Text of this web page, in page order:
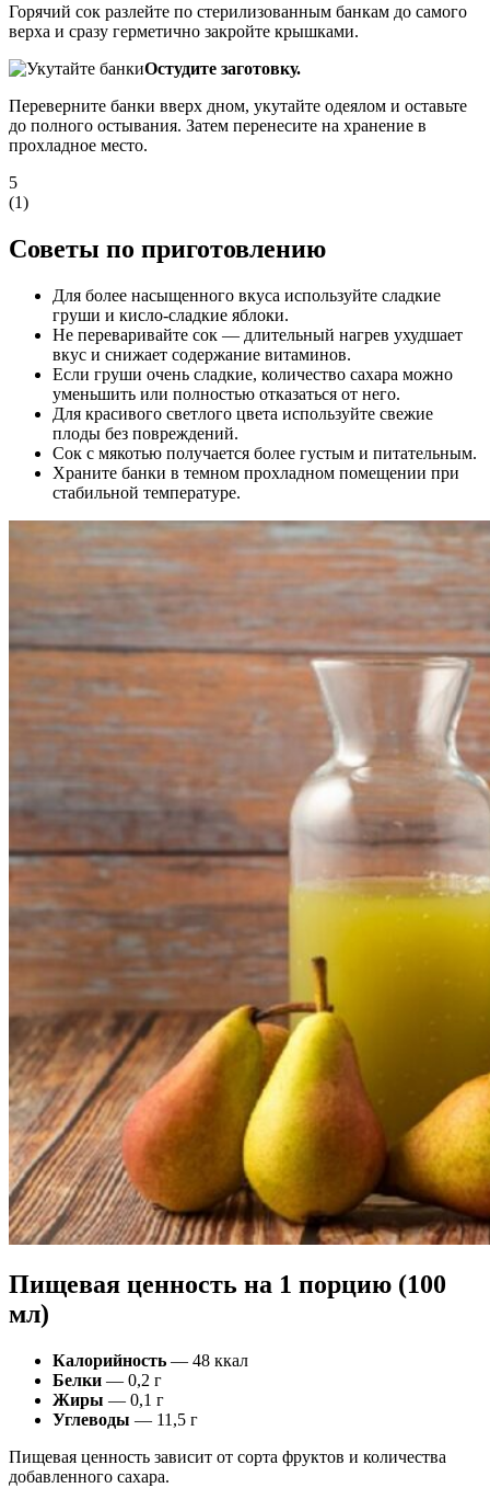
Горячий сок разлейте по стерилизованным банкам до самого
верха и сразу герметично закройте крышками.
Остудите заготовку.
Переверните банки вверх дном, укутайте одеялом и оставьте
до полного остывания. Затем перенесите на хранение в
прохладное место.
5
(1)
Советы по приготовлению
Для более насыщенного вкуса используйте сладкие
груши и кисло-сладкие яблоки.
Не переваривайте сок — длительный нагрев ухудшает
вкус и снижает содержание витаминов.
Если груши очень сладкие, количество сахара можно
уменьшить или полностью отказаться от него.
Для красивого светлого цвета используйте свежие
плоды без повреждений.
Сок с мякотью получается более густым и питательным.
Храните банки в темном прохладном помещении при
стабильной температуре.
Пищевая ценность на 1 порцию (100
мл)
Калорийность — 48 ккал
Белки — 0,2 г
Жиры — 0,1 г
Углеводы — 11,5 г
Пищевая ценность зависит от сорта фруктов и количества
добавленного сахара.